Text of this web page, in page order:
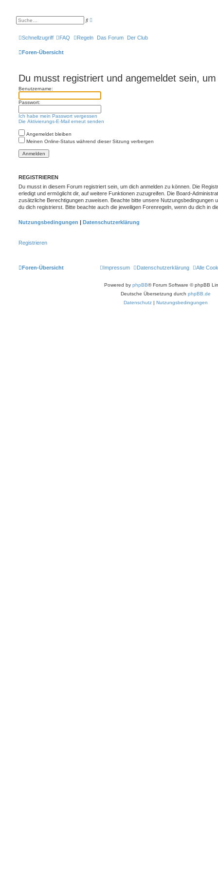
S
h
e i
u
c
e
Schnellzugriff FAQ Regeln Das Forum Der Club
Foren-Übersicht
Du musst registriert und angemeldet sein,
Benutzername:
Passwort:
Ich habe mein Passwort vergessen
Die Aktivierungs-E-Mail erneut senden
Angemeldet bleiben
Meinen Online-Status während dieser Sitzung verbergen
REGISTRIEREN
Du musst in diesem Forum registriert sein, um dich anmelden zu können. Die
erledigt und ermöglicht dir, auf weitere Funktionen zuzugreifen. Die Board-
zusätzliche Berechtigungen zuweisen. Beachte bitte unsere Nutzungsbedingungen
du dich registrierst. Bitte beachte auch die jeweiligen Forenregeln, wenn du dich in
Nutzungsbedingungen | Datenschutzerklärung
Registrieren
Foren-Übersicht Alle
Datenschutzerklärung
Impressum
Powered by phpBB® Forum Software © phpBB
Deutsche Übersetzung durch phpBB.de
Datenschutz | Nutzungsbedingungen